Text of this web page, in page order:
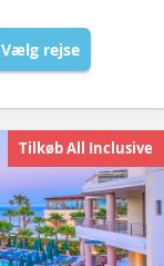
Vælg rejse
Tilkøb All Inclusive